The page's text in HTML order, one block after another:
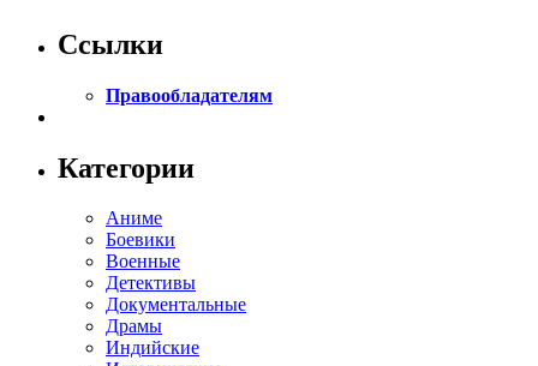
Ссылки
Правообладателям
Категории
Аниме
Боевики
Военные
Детективы
Документальные
Драмы
Индийские